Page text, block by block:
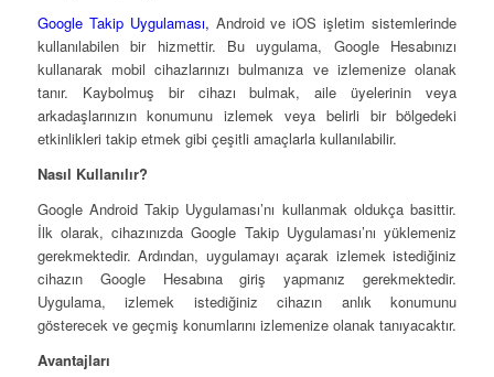
Google Takip Uygulaması, Android ve iOS işletim sistemlerinde
kullanılabilen bir hizmettir. Bu uygulama, Google Hesabınızı
kullanarak mobil cihazlarınızı bulmanıza ve izlemenize olanak
tanır. Kaybolmuş bir cihazı bulmak, aile üyelerinin veya
arkadaşlarınızın konumunu izlemek veya belirli bir bölgedeki
etkinlikleri takip etmek gibi çeşitli amaçlarla kullanılabilir.
Nasıl Kullanılır?
Google Android Takip Uygulaması’nı kullanmak oldukça basittir.
İlk olarak, cihazınızda Google Takip Uygulaması’nı yüklemeniz
gerekmektedir. Ardından, uygulamayı açarak izlemek istediğiniz
cihazın Google Hesabına giriş yapmanız gerekmektedir.
Uygulama, izlemek istediğiniz cihazın anlık konumunu
gösterecek ve geçmiş konumlarını izlemenize olanak tanıyacaktır.
Avantajları